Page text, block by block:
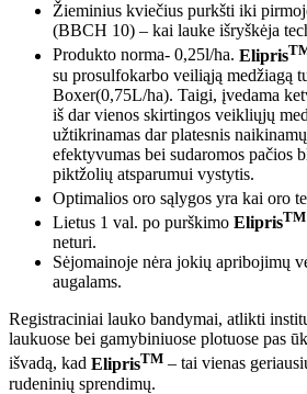
Žieminius kviečius purkšti iki
(BBCH 10) – kai lauke išryškėja
Produkto norma- 0,25l/ha. Elipris
su prosulfokarbo veiliąją medžiagą
Boxer(0,75L/ha). Taigi, įvedama
iš dar vienos skirtingos veikliųjų
užtikrinamas dar platesnis
efektyvumas bei sudaromos pačios
piktžolių atsparumui vystytis.
Optimalios oro sąlygos yra kai oro
Lietus 1 val. po purškimo EliprisTM
neturi.
Sėjomainoje nėra jokių apribojimų
augalams.
Registraciniai lauko bandymai, atlikti
laukuose bei gamybiniuose plotuose pas
išvadą, kad EliprisTM – tai vienas
rudeninių sprendimų.